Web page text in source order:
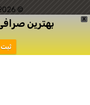
© 2026 صرافی ال بانک LBank.
این
X بهترین
ثبت